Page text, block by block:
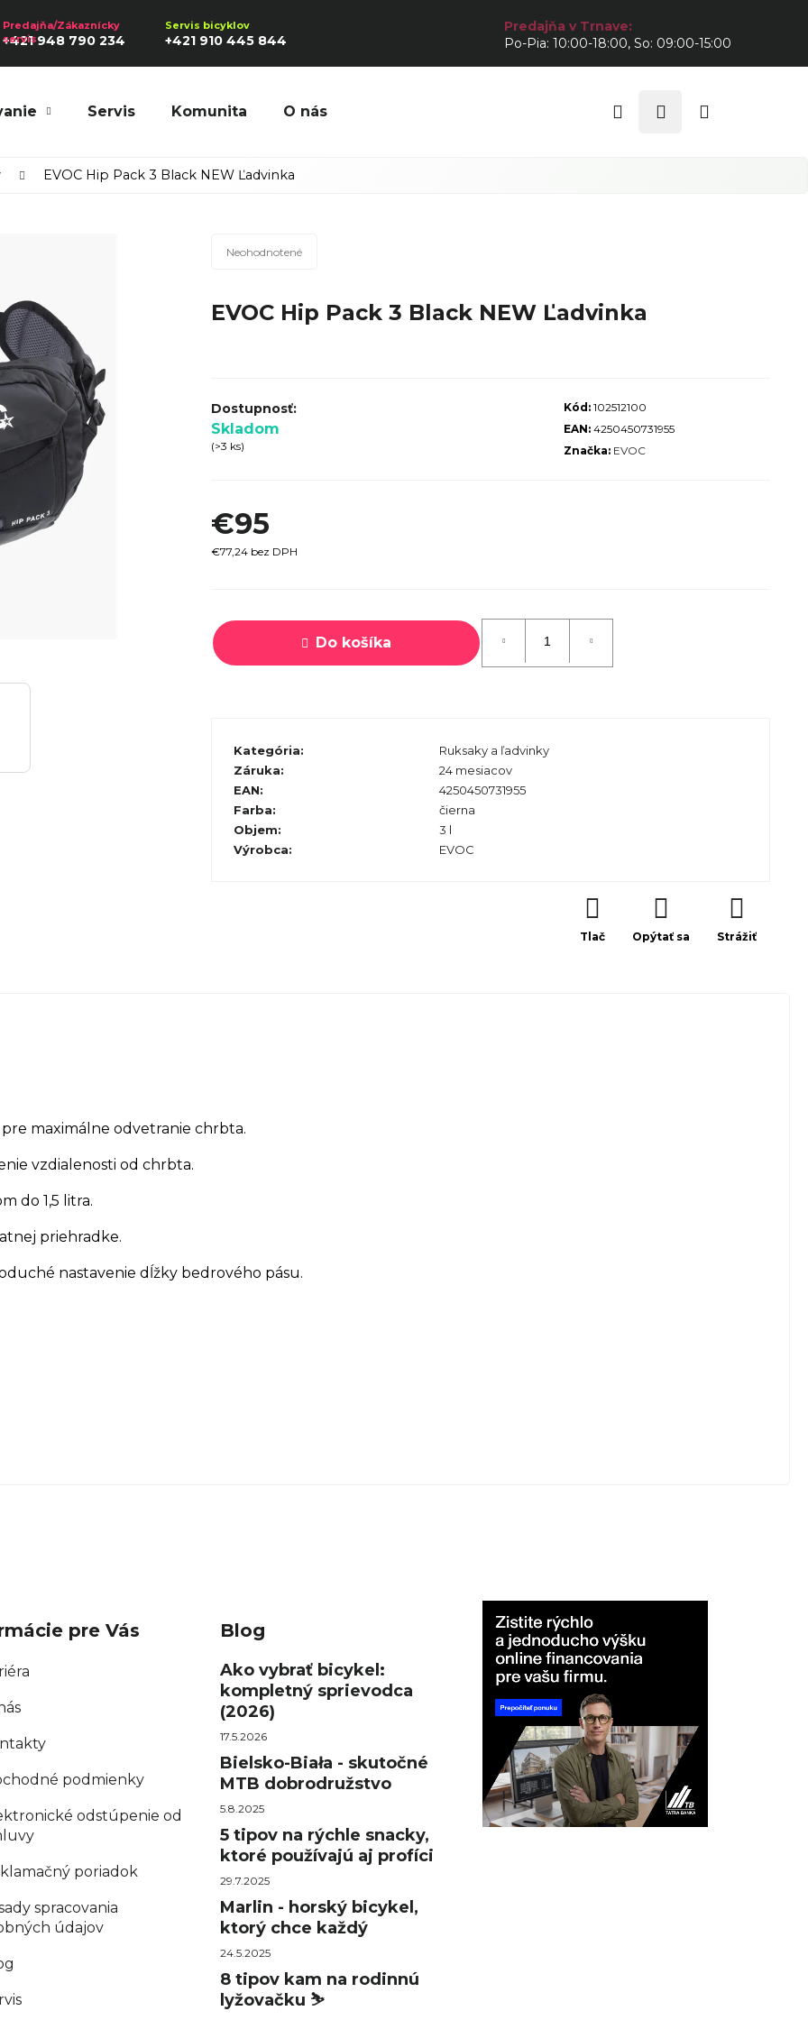
+421 948 790 234 +421 910 445 844
Predajňa v Trnave:
Po-Pia: 10:00-18:00, So: 09:00-15:00
Servis Komunita O nás Hľadať Prihlásenie
EVOC Hip Pack 3 Black NEW Ľadvinka
Priemerné
je
Neohodnotené
EVOC Hip Pack 3 Black NEW Ľadvinka
Skladom
(>3 ks)
Kód: 102512100
Značka: EVOC
EAN: 4250450731955
€95
€77,24 bez DPH
cena:
Do košíka
Kategória:
Ruksaky a ľadvinky
Záruka:
24 mesiacov
EAN:
4250450731955
Farba:
čierna
Objem:
3 l
Výrobca: EVOC
Tlač Opýtať sa Strážiť
pre maximálne odvetranie chrbta.
vzdialenosti od chrbta.
do 1,5 litra.
priehradke.
nastavenie dĺžky bedrového pásu.
TREK MARLIN 6 GEN 3 LAVA
SPECIALIZED SIRRUS X 3.0 GLOSS
pre Vás
podmienky
odstúpenie od
poriadok
spracovania
údajov
Blog
Ako vybrať bicykel:
kompletný sprievodca
(2026)
17.5.2026
Bielsko-Biała - skutočné
MTB dobrodružstvo
5.8.2025
5 tipov na rýchle snacky,
ktoré používajú aj profíci
29.7.2025
Marlin - horský bicykel,
ktorý chce každý
24.5.2025
8 tipov kam na rodinnú
lyžovačku ⛷️